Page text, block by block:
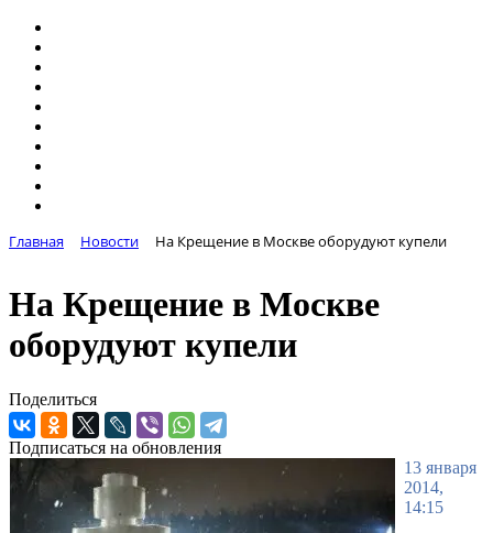
Главная Новости На Крещение в Москве оборудуют купели
На Крещение в Москве
оборудуют купели
Поделиться
Подписаться на обновления
13 января
2014,
14:15